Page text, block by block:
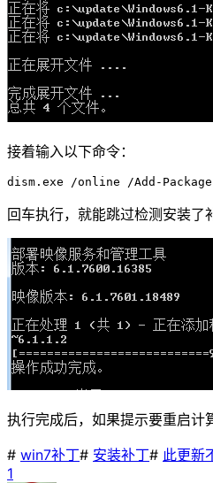
接着输入以下命令：
dism.exe /online /Add-Package
回车执行，就能跳过检测安装了
执行完成后，如果提示要重启计
# win7补丁# 安装补丁# 此更新
1